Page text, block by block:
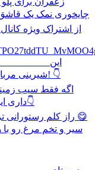
چایخوری نمک یک
از اشتراک ویژه
شیرینی
داری